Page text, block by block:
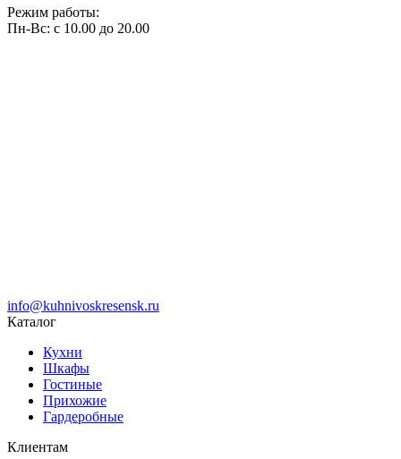
Режим работы:
Пн-Вс: с 10.00 до 20.00
info@kuhnivoskresensk.ru
Каталог
Кухни
Шкафы
Гостиные
Прихожие
Гардеробные
Клиентам